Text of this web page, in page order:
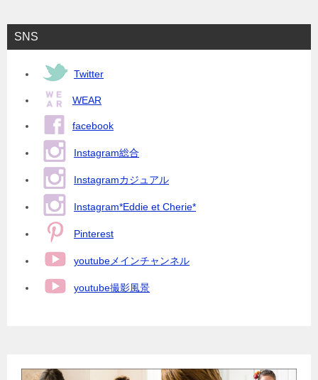
ビ
ゲ
SNS
Twitter
WEAR
facebook
Instagram総合
Instagramカジュアル
Instagram*Eddie et Cherie*
Pinterest
youtubeメインチャンネル
youtube撮影風景